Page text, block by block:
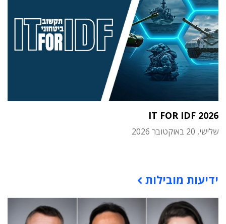
IT FOR IDF 2026
שלישי, 20 באוקטובר 2026
ידיעות מובילות